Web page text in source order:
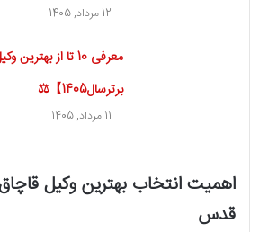
12 مرداد, 1405
معرفی 10 تا از
برترسال1405】⚖️
11 مرداد, 1405
اهمیت انتخاب بهترین وکیل قاچاق
قدس